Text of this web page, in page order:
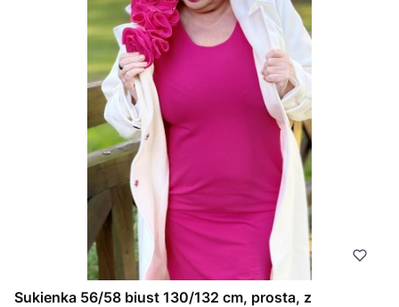
Sukienka 56/58 biust 130/132 cm, prosta, z